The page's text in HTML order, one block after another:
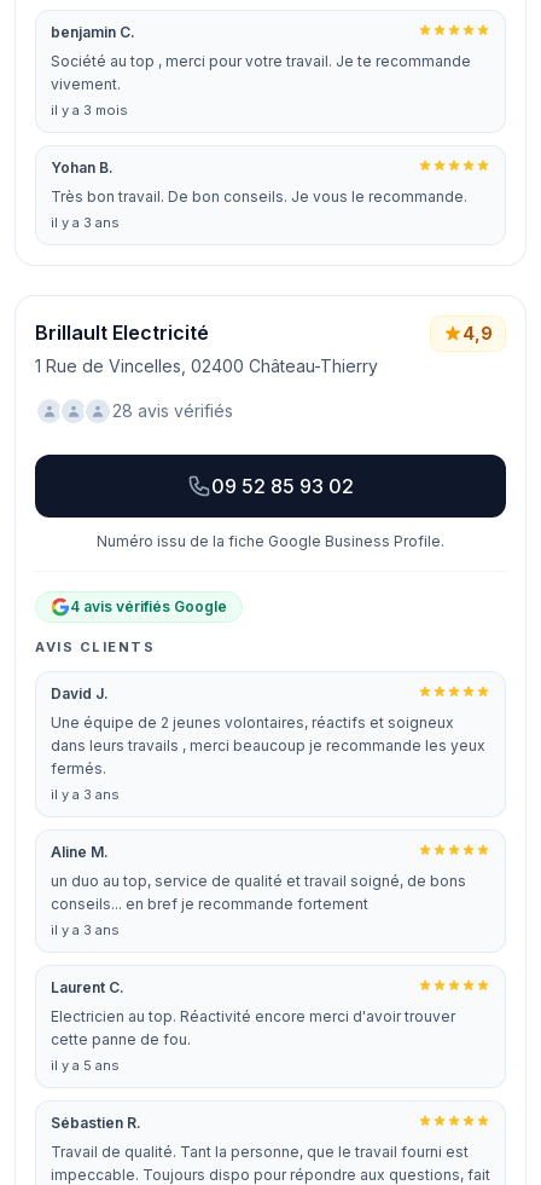
benjamin C.
Société au top , merci pour votre travail. Je te recommande
vivement.
il y a 3 mois
Yohan B.
Très bon travail. De bon conseils. Je vous le recommande.
il y a 3 ans
Brillault Electricité
1 Rue de Vincelles, 02400 Château-Thierry
4,9
28 avis vérifiés
09 52 85 93 02
Numéro issu de la fiche Google Business Profile.
4 avis vérifiés Google
AVIS CLIENTS
David J.
Une équipe de 2 jeunes volontaires, réactifs et soigneux
dans leurs travails , merci beaucoup je recommande les yeux
fermés.
il y a 3 ans
Aline M.
un duo au top, service de qualité et travail soigné, de bons
conseils... en bref je recommande fortement
il y a 3 ans
Laurent C.
Electricien au top. Réactivité encore merci d'avoir trouver
cette panne de fou.
il y a 5 ans
Sébastien R.
Travail de qualité. Tant la personne, que le travail fourni est
impeccable. Toujours dispo pour répondre aux questions, fait